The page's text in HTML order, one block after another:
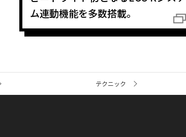
ム連動機能を多数搭載。
テクニック